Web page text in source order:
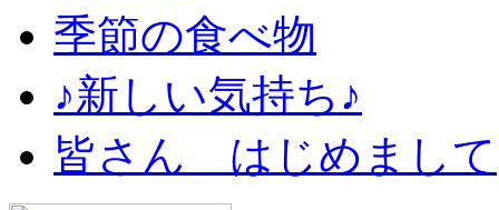
季節の食べ物
♪新しい気持ち♪
皆さん はじめまして